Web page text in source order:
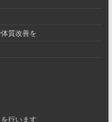
質改善を
行います